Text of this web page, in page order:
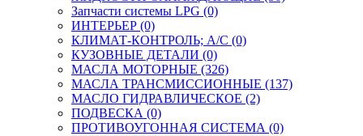
Запчасти системы LPG (0)
ИНТЕРЬЕР (0)
КЛИМАТ-КОНТРОЛЬ; A/C (0)
КУЗОВНЫЕ ДЕТАЛИ (0)
МАСЛА МОТОРНЫЕ (326)
МАСЛА ТРАНСМИССИОННЫЕ (137)
МАСЛО ГИДРАВЛИЧЕСКОЕ (2)
ПОДВЕСКА (0)
ПРОТИВОУГОННАЯ СИСТЕМА (0)